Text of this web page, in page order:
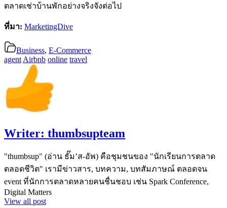
ตลาดเช่าบ้านพักอย่างจริงจังต่อไป
ที่มา: MarketingDive
Business, E-Commerce
agent Airbnb online travel
Writer: thumbsupteam
"thumbsup" (อ่าน ธั๊ม’ส-อัพ) คือชุมชนของ "นักเรียนการตลาด
ตลอดชีวิต" เรามีข่าวสาร, บทความ, บทสัมภาษณ์ ตลอดจน
event ที่นักการตลาดหลายคนชื่นชอบ เช่น Spark Conference,
Digital Matters
View all post